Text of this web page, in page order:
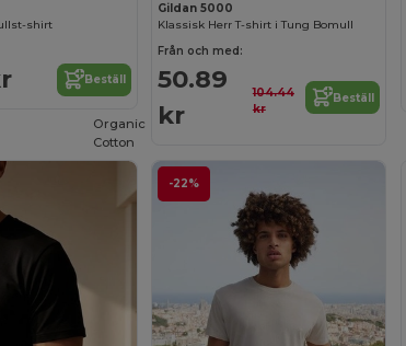
shirt
Beställ
Gildan 5000
Klassisk Herr T-shirt i Tung Bomull
Från och med:
50.89
kr
104.44
kr
Beställ
-22%
Organic
Cotton